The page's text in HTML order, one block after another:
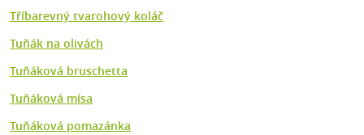
Tříbarevný tvarohový koláč
Tuňák na olivách
Tuňáková bruschetta
Tuňáková mísa
Tuňáková pomazánka